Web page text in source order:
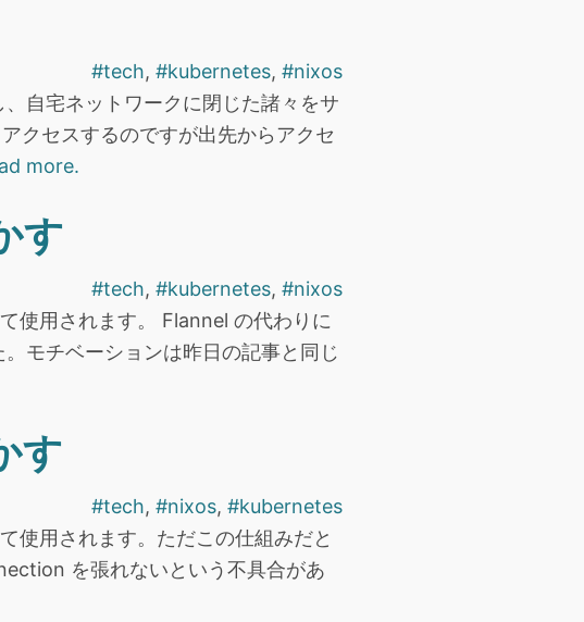
#tech, #kubernetes, #nixos
自宅ネットワークに閉じた諸々をサ
クセスするのですが出先からアクセ
more.
す
#tech, #kubernetes, #nixos
使用されます。 Flannel の代わりに
モチベーションは昨日の記事と同じ
す
#tech, #nixos, #kubernetes
使用されます。ただこの仕組みだと
を張れないという不具合があ